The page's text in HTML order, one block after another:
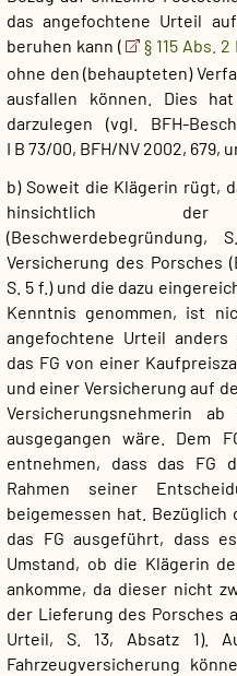
das angefochtene Urteil
beruhen kann (
§ 115 Abs. 2
ohne den (behaupteten)
ausfallen können. Dies
darzulegen (vgl. BFH-
I B 73/00, BFH/NV 2002, 679,
b) Soweit die Klägerin rügt,
hinsichtlich der
Versicherung des Porsches
S. 5 f.) und die dazu
Kenntnis genommen, ist
angefochtene Urteil
das FG von einer
und einer Versicherung auf
Versicherungsnehmerin
ausgegangen wäre. Dem
entnehmen, dass das FG
Rahmen seiner
beigemessen hat. Bezüglich
das FG ausgeführt, dass
Umstand, ob die Klägerin
ankomme, da dieser nicht
der Lieferung des Porsches
Urteil, S. 13, Absatz 1).
Fahrzeugversicherung